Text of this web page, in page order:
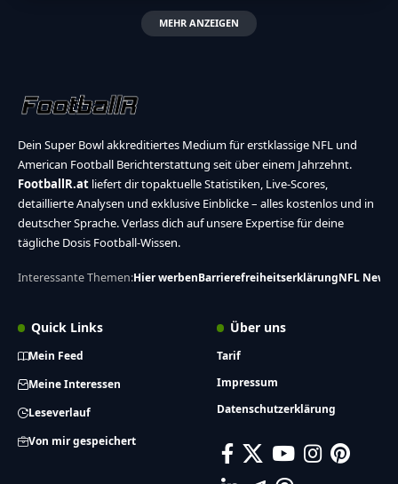
MEHR ANZEIGEN
Dein Super Bowl akkreditiertes Medium für erstklassige NFL und
American Football Berichterstattung seit über einem Jahrzehnt.
FootballR.at liefert dir topaktuelle Statistiken, Live-Scores,
detaillierte Analysen und exklusive Einblicke – alles kostenlos und in
deutscher Sprache. Verlass dich auf unsere Expertise für deine
tägliche Dosis Football-Wissen.
Interessante Themen:Hier werbenBarrierefreiheitserklärungNFL News
Quick Links
Mein Feed
Meine Interessen
Leseverlauf
Von mir gespeichert
Über uns
Tarif
Impressum
Datenschutzerklärung